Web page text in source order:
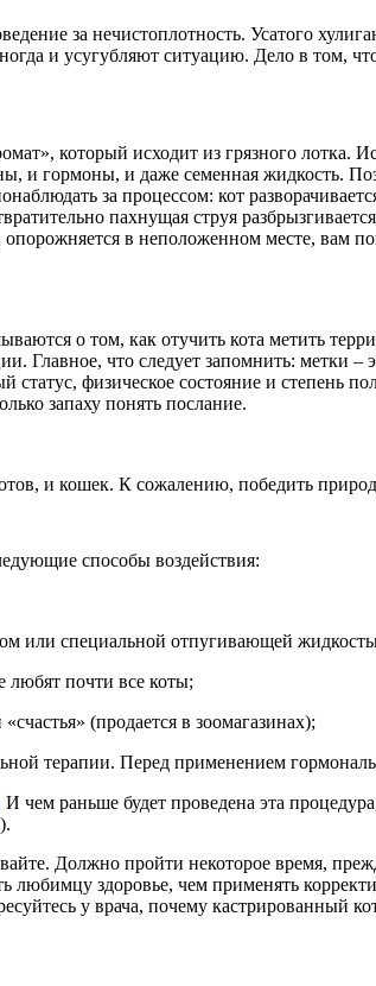
за нечистоплотность. Усатого
и усугубляют ситуацию. Дело в том,
который исходит из грязного
и гормоны, и даже семенная жидкость.
за процессом: кот
пахнущая струя
в неположенном месте, вам
о том, как отучить кота метить
Главное, что следует запомнить: метки
статус, физическое состояние и
запаху понять послание.
и кошек. К сожалению, победить
способы воздействия:
или специальной отпугивающей
любят почти все коты;
(продается в зоомагазинах);
терапии. Перед применением
И чем раньше будет проведена эта
Должно пройти некоторое время,
любимцу здоровье, чем применять
у врача, почему кастрированный